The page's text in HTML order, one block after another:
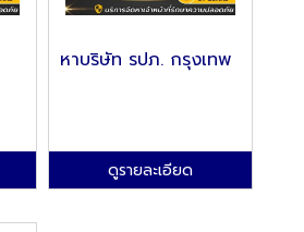
หาบริษัท รปภ. กรุงเทพ
ดูรายละเอียด